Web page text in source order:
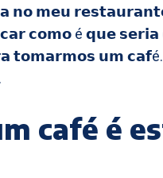
𝗻𝗼 𝗺𝗲𝘂
𝗰𝗼𝗺𝗼 é 𝗾𝘂𝗲 𝘀𝗲𝗿𝗶𝗮
𝘁𝗼𝗺𝗮𝗿𝗺𝗼𝘀 𝘂𝗺
café é